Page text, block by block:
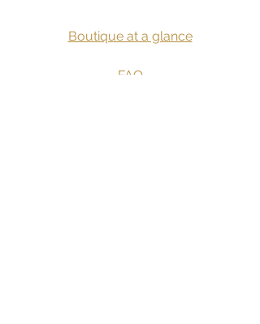
Boutique at a glance
FAQ